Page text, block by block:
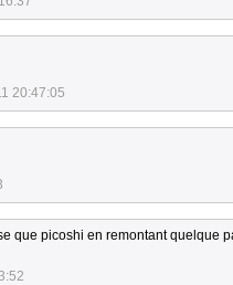
20:47:05
que picoshi en remontant quelque